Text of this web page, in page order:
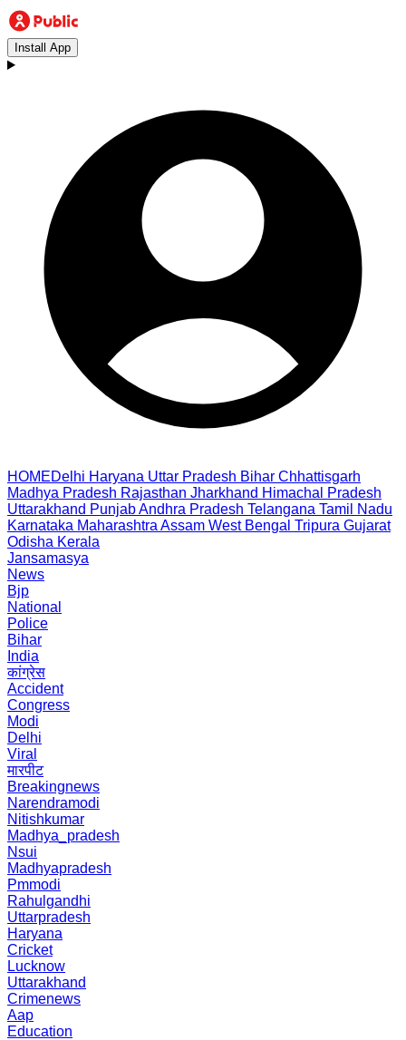
Install App
HOMEDelhi Haryana Uttar Pradesh Bihar Chhattisgarh
Madhya Pradesh Rajasthan Jharkhand Himachal Pradesh
Uttarakhand PunjabAndhra Pradesh Telangana Tamil Nadu
Karnataka Maharashtra Assam West Bengal Tripura Gujarat
Odisha Kerala
Jansamasya
News
Bjp
National
Police
Bihar
India
कांग्रेस
Accident
Congress
Modi
Delhi
Viral
मारपीट
Breakingnews
Narendramodi
Nitishkumar
Madhya_pradesh
Nsui
Madhyapradesh
Pmmodi
Rahulgandhi
Uttarpradesh
Haryana
Cricket
Lucknow
Uttarakhand
Crimenews
Aap
Education